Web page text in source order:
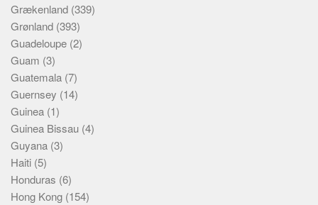
Grækenland (339)
Grønland (393)
Guadeloupe (2)
Guam (3)
Guatemala (7)
Guernsey (14)
Guinea (1)
Guinea Bissau (4)
Guyana (3)
Haiti (5)
Honduras (6)
Hong Kong (154)